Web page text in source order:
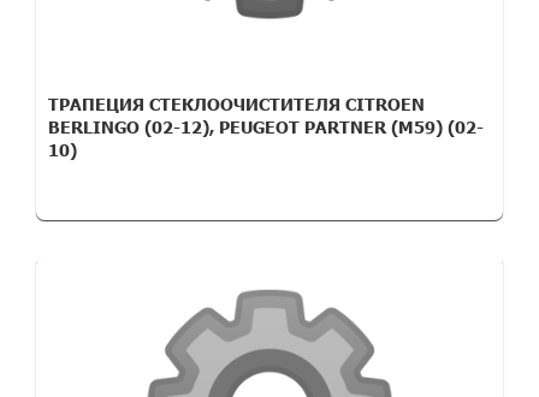
ТРАПЕЦИЯ СТЕКЛООЧИСТИТЕЛЯ CITROEN
BERLINGO (02-12), PEUGEOT PARTNER (M59) (02-
10)